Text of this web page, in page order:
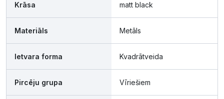
Krāsa matt black
Materiāls Metāls
Ietvara forma Kvadrātveida
Pircēju grupa Vīriešiem